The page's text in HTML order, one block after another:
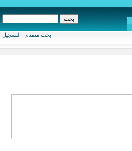
بحث متقدم | التسجيل